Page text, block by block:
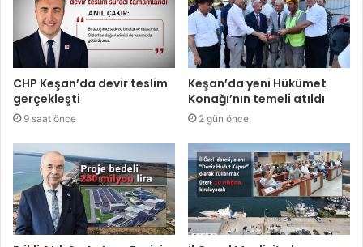
CHP Keşan’da devir teslim
gerçekleşti
9 saat önce
Keşan’da yeni Hükümet
Konağı’nın temeli atıldı
2 gün önce